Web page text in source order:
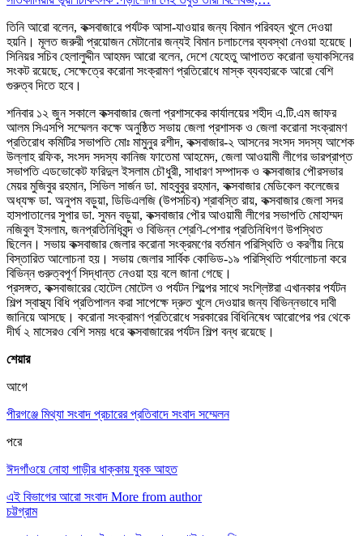
তিনি আরো বলেন, কক্সবাজারে পর্যটক আসা-যাওয়ার জন্য বিমান পরিবহন খুলে দেওয়া
হয়নি। মূলত জরুরী প্রয়োজন মেটানোর জন্যই বিমান চলাচলের ব্যবস্থা নেওয়া হয়েছে।
সিনিয়র সচিব হেলালুদ্দীন আহমদ আরো বলেন, দেশে যেহেতু আপাতত করোনা ভ্যাকসিনের
সংকট রয়েছে, সেক্ষেত্রে করোনা সংক্রামণ প্রতিরোধে মাস্ক ব্যবহারকে আরো বেশি
গুরুত্ব দিতে হবে।
শনিবার ১২ জুন সকালে কক্সবাজার জেলা প্রশাসকের কার্যালয়ের শহীদ এ.টি.এম জাফর
আলম সিএসপি সম্মেলন কক্ষে অনুষ্ঠিত সভায় জেলা প্রশাসক ও জেলা করোনা সংক্রামণ
প্রতিরোধ কমিটির সভাপতি মোঃ মামুনুর রশীদ, কক্সবাজার-২ আসনের সংসদ সদস্য আশেক
উল্লাহ রফিক, সংসদ সদস্য কানিজ ফাতেমা আহমেদ, জেলা আওয়ামী লীগের ভারপ্রাপ্ত
সভাপতি এডভোকেট ফরিদুল ইসলাম চৌধুরী, সাধারণ সম্পাদক ও কক্সবাজার পৌরসভার
মেয়র মুজিবুর রহমান, সিভিল সার্জন ডা. মাহবুবুর রহমান, কক্সবাজার মেডিকেল কলেজের
অধ্যক্ষ ডা. অনুপম বড়ুয়া, ডিডিএলজি (উপসচিব) শ্রাবস্তি রায়, কক্সবাজার জেলা সদর
হাসপাতালের সুপার ডা. সুমন বড়ুয়া, কক্সবাজার পৌর আওয়ামী লীগের সভাপতি মোহাম্মদ
নজিবুল ইসলাম, জনপ্রতিনিধিবৃন্দ ও বিভিন্ন শ্রেণি-পেশার প্রতিনিধিগণ উপস্থিত
ছিলেন। সভায় কক্সবাজার জেলার করোনা সংক্রমণের বর্তমান পরিস্থিতি ও করণীয় নিয়ে
বিস্তারিত আলোচনা হয়। সভায় জেলার সার্বিক কোভিড-১৯ পরিস্থিতি পর্যালোচনা করে
বিভিন্ন গুরুত্বপূর্ণ সিদ্ধান্ত নেওয়া হয় বলে জানা গেছে।
প্রসঙ্গত, কক্সবাজারের হোটেল মোটেল ও পর্যটন শিল্পের সাথে সংশ্লিষ্টরা এখানকার পর্যটন
শিল্প স্বাস্থ্য বিধি প্রতিপালন করা সাপেক্ষে দ্রুত খুলে দেওয়ার জন্য বিভিন্নভাবে দাবী
জানিয়ে আসছে। করোনা সংক্রামণ প্রতিরোধে সরকারের বিধিনিষেধ আরোপের পর থেকে
দীর্ঘ ২ মাসেরও বেশি সময় ধরে কক্সবাজারের পর্যটন শিল্প বন্ধ রয়েছে।
শেয়ার
আগে
পীরগঞ্জে মিথ্যা সংবাদ প্রচারের প্রতিবাদে সংবাদ সম্মেলন
পরে
ঈদগাঁওয়ে নোহা গাড়ীর ধাক্কায় যুবক আহত
এই বিভাগের আরো সংবাদ More from author
চট্টগ্রাম